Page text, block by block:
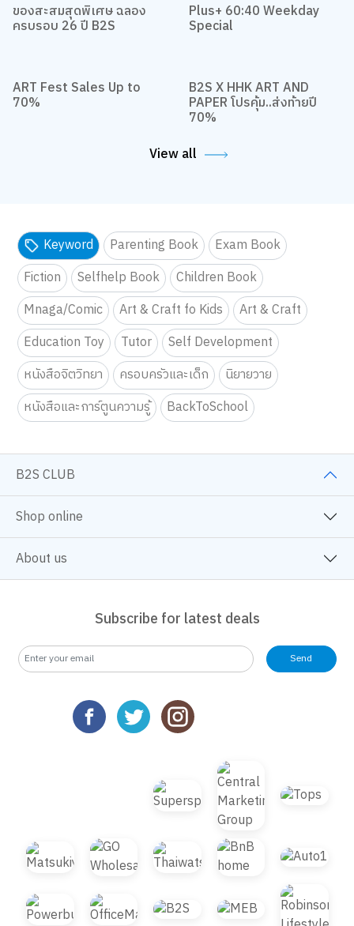
ของสะสมสุดพิเศษ ฉลอง
ครบรอบ 26 ปี B2S
Plus+ 60:40 Weekday
Special
ART Fest Sales Up to
70%
B2S X HHK ART AND
PAPER โปรคุ้ม..ส่งท้ายปี
70%
View all
Keyword Parenting Book
Exam Book
Fiction
Selfhelp Book
Children Book
Mnaga/Comic
Art & Craft fo Kids
Art & Craft
Education Toy
Tutor
Self Development
หนังสือจิตวิทยา
ครอบครัวและเด็ก
นิยายวาย
หนังสือและการ์ตูนความรู้
BackToSchool
B2S CLUB
Shop online
About us
Subscribe for latest deals
Send